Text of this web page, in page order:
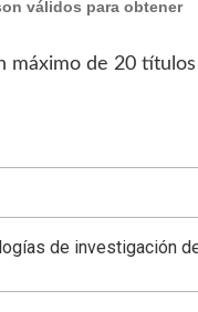
válidos para obtener
máximo de 20
de investigación